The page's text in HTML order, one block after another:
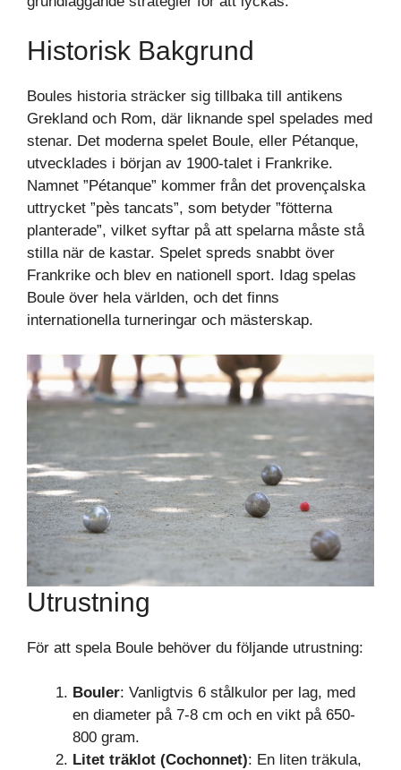
Historisk Bakgrund
Boules historia sträcker sig tillbaka till antikens
Grekland och Rom, där liknande spel spelades med
stenar. Det moderna spelet Boule, eller Pétanque,
utvecklades i början av 1900-talet i Frankrike.
Namnet ”Pétanque” kommer från det provençalska
uttrycket ”pès tancats”, som betyder ”fötterna
planterade”, vilket syftar på att spelarna måste stå
stilla när de kastar. Spelet spreds snabbt över
Frankrike och blev en nationell sport. Idag spelas
Boule över hela världen, och det finns
internationella turneringar och mästerskap.
Utrustning
För att spela Boule behöver du följande utrustning:
Bouler: Vanligtvis 6 stålkulor per lag, med
en diameter på 7-8 cm och en vikt på 650-
800 gram.
Litet träklot (Cochonnet): En liten träkula,